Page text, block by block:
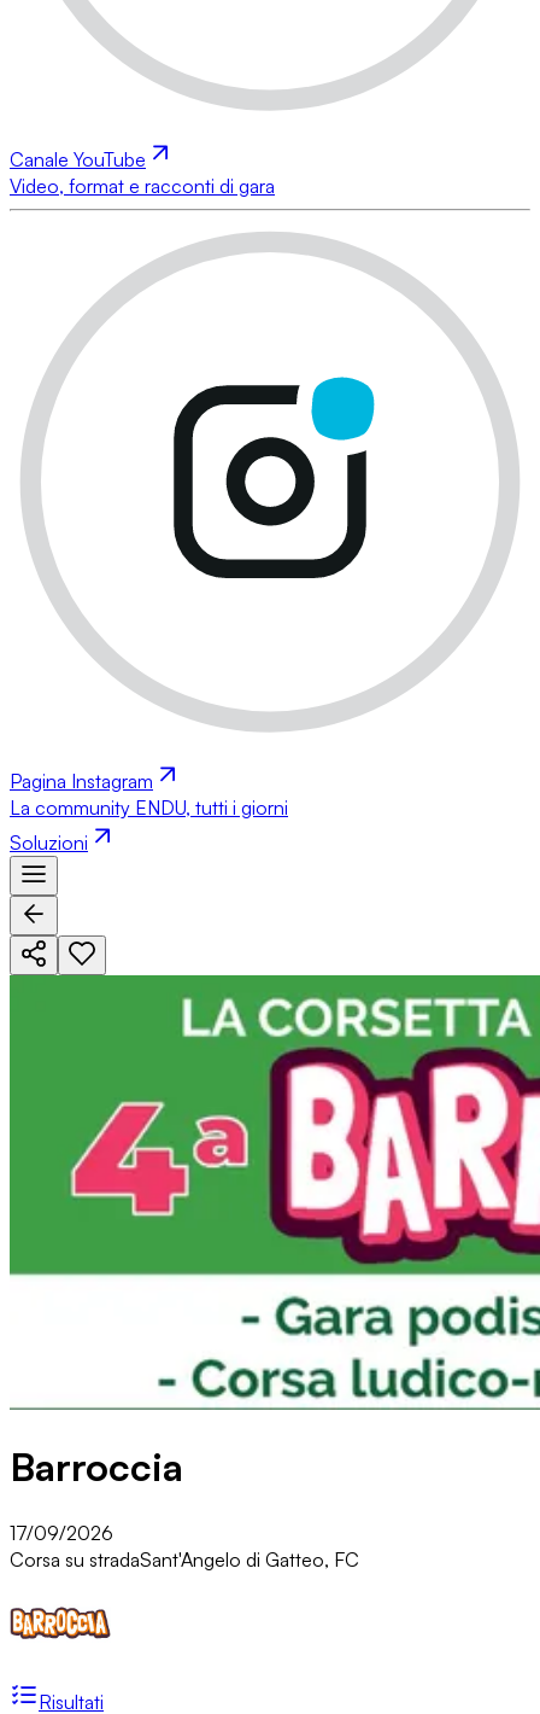
Canale YouTube
Video, format e racconti di gara
Pagina Instagram
La community ENDU, tutti i giorni
Soluzioni
Barroccia
17/09/2026
Corsa su stradaSant'Angelo di Gatteo, FC
Risultati